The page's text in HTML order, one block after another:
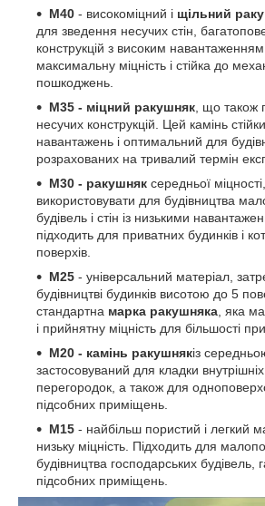
М40 - високоміцний і щільний
для зведення несучих стін,
конструкцій з високим
максимальну міцність і стійка до
пошкоджень.
М35 - міцний ракушняк , що також
несучих конструкцій. Цей камінь
навантажень і оптимальний для
розрахованих на тривалий термін
М30 - ракушняк середньої
використовувати для будівництва
будівель і стін із низькими
підходить для приватних будинків і
поверхів.
М25 - універсальний матеріал,
будівництві будинків висотою до 5
стандартна марка ракушняка , яка
і прийнятну міцність для більшості
М20 - камінь ракушнякіз
застосовуваний для кладки внутрішніх
перегородок, а також для
підсобних приміщень.
М15 - найбільш пористий і легкий
низьку міцність. Підходить для
будівництва господарських будівель,
підсобних приміщень.